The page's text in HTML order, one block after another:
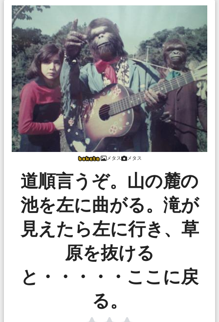
メタス メタス
道順言うぞ。山の麓の
池を左に曲がる。滝が
見えたら左に行き、草
原を抜ける
と・・・・・ここに戻
る。